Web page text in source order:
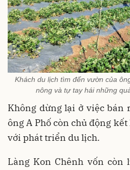
Khách du lịch tìm đến vườn của
nông và tự tay hái những
Không dừng lại ở việc bán
ông A Phố còn chủ động
với phát triển du lịch.
Làng Kon Chênh vốn